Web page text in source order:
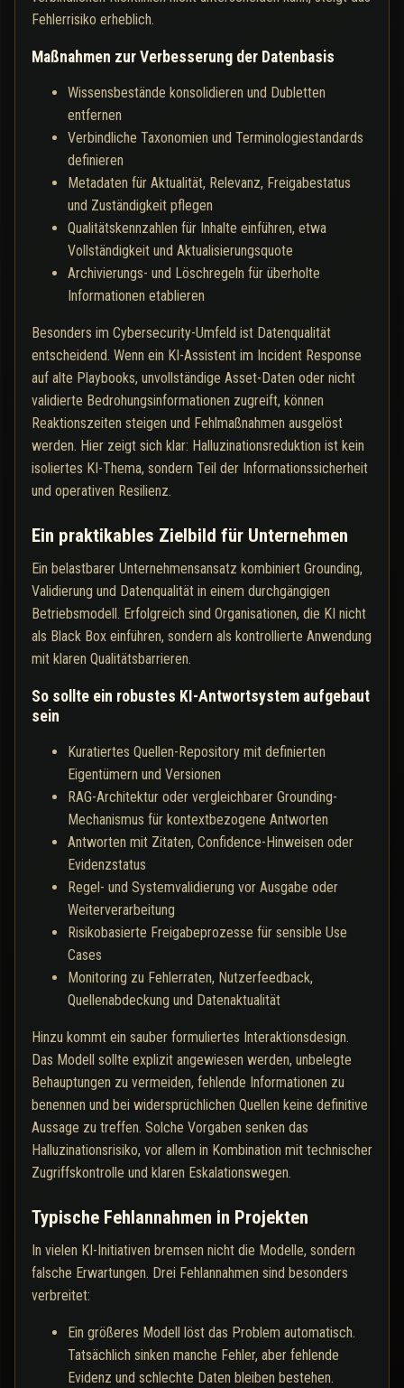
Fehlerrisiko erheblich.
Maßnahmen zur Verbesserung der Datenbasis
Wissensbestände konsolidieren und Dubletten
entfernen
Verbindliche Taxonomien und Terminologiestandards
definieren
Metadaten für Aktualität, Relevanz, Freigabestatus
und Zuständigkeit pflegen
Qualitätskennzahlen für Inhalte einführen, etwa
Vollständigkeit und Aktualisierungsquote
Archivierungs- und Löschregeln für überholte
Informationen etablieren
Besonders im Cybersecurity-Umfeld ist Datenqualität
entscheidend. Wenn ein KI-Assistent im Incident Response
auf alte Playbooks, unvollständige Asset-Daten oder nicht
validierte Bedrohungsinformationen zugreift, können
Reaktionszeiten steigen und Fehlmaßnahmen ausgelöst
werden. Hier zeigt sich klar: Halluzinationsreduktion ist kein
isoliertes KI-Thema, sondern Teil der Informationssicherheit
und operativen Resilienz.
Ein praktikables Zielbild für Unternehmen
Ein belastbarer Unternehmensansatz kombiniert Grounding,
Validierung und Datenqualität in einem durchgängigen
Betriebsmodell. Erfolgreich sind Organisationen, die KI nicht
als Black Box einführen, sondern als kontrollierte Anwendung
mit klaren Qualitätsbarrieren.
So sollte ein robustes KI-Antwortsystem aufgebaut
sein
Kuratiertes Quellen-Repository mit definierten
Eigentümern und Versionen
RAG-Architektur oder vergleichbarer Grounding-
Mechanismus für kontextbezogene Antworten
Antworten mit Zitaten, Confidence-Hinweisen oder
Evidenzstatus
Regel- und Systemvalidierung vor Ausgabe oder
Weiterverarbeitung
Risikobasierte Freigabeprozesse für sensible Use
Cases
Monitoring zu Fehlerraten, Nutzerfeedback,
Quellenabdeckung und Datenaktualität
Hinzu kommt ein sauber formuliertes Interaktionsdesign.
Das Modell sollte explizit angewiesen werden, unbelegte
Behauptungen zu vermeiden, fehlende Informationen zu
benennen und bei widersprüchlichen Quellen keine definitive
Aussage zu treffen. Solche Vorgaben senken das
Halluzinationsrisiko, vor allem in Kombination mit technischer
Zugriffskontrolle und klaren Eskalationswegen.
Typische Fehlannahmen in Projekten
In vielen KI-Initiativen bremsen nicht die Modelle, sondern
falsche Erwartungen. Drei Fehlannahmen sind besonders
verbreitet:
Ein größeres Modell löst das Problem automatisch.
Tatsächlich sinken manche Fehler, aber fehlende
Evidenz und schlechte Daten bleiben bestehen.